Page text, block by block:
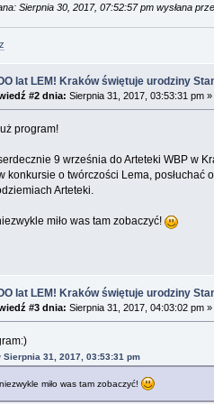
Sierpnia 30, 2017, 07:52:57 pm wysłana
lat LEM! Kraków świętuje urodziny
#2 dnia: Sierpnia 31, 2017, 03:53:31 pm »
program!
9 września do Arteteki WBP w
konkursie o twórczości Lema,
Arteteki.
miło was tam zobaczyć!
lat LEM! Kraków świętuje urodziny
#3 dnia: Sierpnia 31, 2017, 04:03:02 pm »
Sierpnia 31, 2017, 03:53:31 pm
miło was tam zobaczyć!